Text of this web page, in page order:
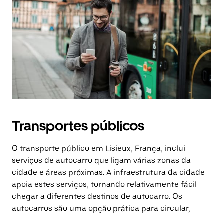
Transportes públicos
O transporte público em Lisieux, França, inclui
serviços de autocarro que ligam várias zonas da
cidade e áreas próximas. A infraestrutura da cidade
apoia estes serviços, tornando relativamente fácil
chegar a diferentes destinos de autocarro. Os
autocarros são uma opção prática para circular,